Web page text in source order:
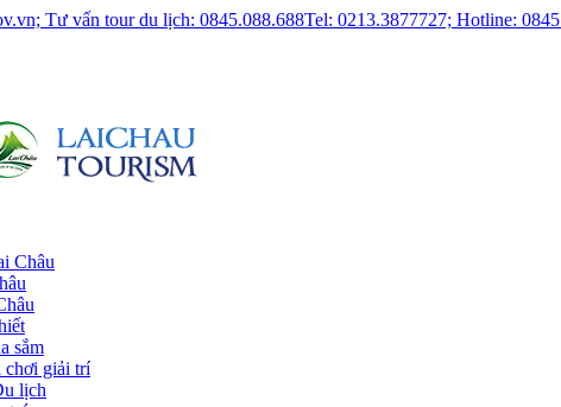
Tư vấn tour du lịch: 0845.088.688Tel: 0213.3877727; Hotline:
Châu
sắm
giải trí
lịch